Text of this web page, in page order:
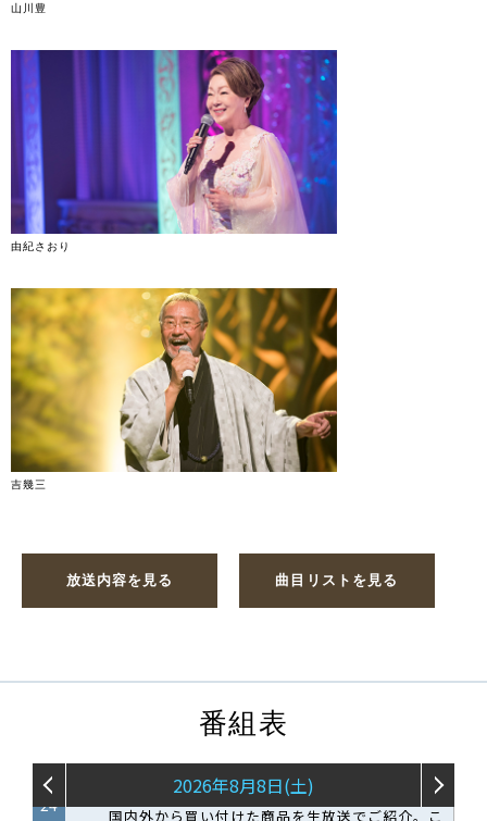
山川豊
由紀さおり
吉幾三
放送内容を見る 曲目リストを見る
番組表